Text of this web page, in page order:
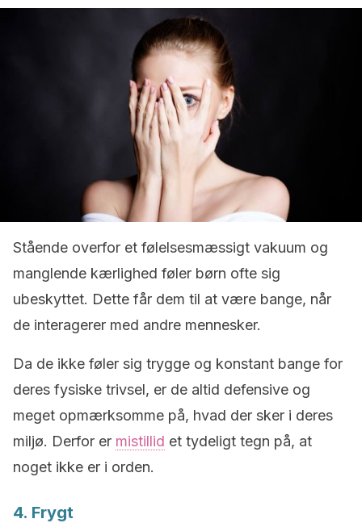
Stående overfor et følelsesmæssigt vakuum og
manglende kærlighed føler børn ofte sig
ubeskyttet. Dette får dem til at være bange, når
de interagerer med andre mennesker.
Da de ikke føler sig trygge og konstant bange for
deres fysiske trivsel, er de altid defensive og
meget opmærksomme på, hvad der sker i deres
miljø. Derfor er mistillid et tydeligt tegn på, at
noget ikke er i orden.
4. Frygt